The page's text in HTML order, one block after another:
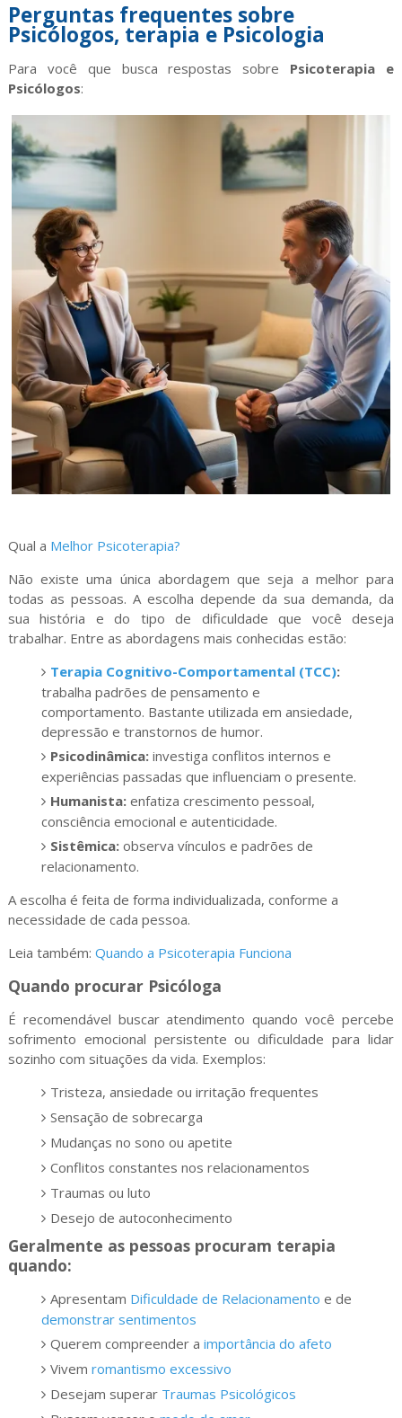
Perguntas frequentes sobre
Psicólogos, terapia e Psicologia
Para você que busca respostas sobre Psicoterapia e
Psicólogos:
Qual a Melhor Psicoterapia?
Não existe uma única abordagem que seja a melhor para
todas as pessoas. A escolha depende da sua demanda, da
sua história e do tipo de dificuldade que você deseja
trabalhar. Entre as abordagens mais conhecidas estão:
Terapia Cognitivo-Comportamental (TCC):
trabalha padrões de pensamento e
comportamento. Bastante utilizada em ansiedade,
depressão e transtornos de humor.
Psicodinâmica: investiga conflitos internos e
experiências passadas que influenciam o presente.
Humanista: enfatiza crescimento pessoal,
consciência emocional e autenticidade.
Sistêmica: observa vínculos e padrões de
relacionamento.
A escolha é feita de forma individualizada, conforme a
necessidade de cada pessoa.
Leia também: Quando a Psicoterapia Funciona
Quando procurar Psicóloga
É recomendável buscar atendimento quando você percebe
sofrimento emocional persistente ou dificuldade para lidar
sozinho com situações da vida. Exemplos:
Tristeza, ansiedade ou irritação frequentes
Sensação de sobrecarga
Mudanças no sono ou apetite
Conflitos constantes nos relacionamentos
Traumas ou luto
Desejo de autoconhecimento
Geralmente as pessoas procuram terapia
quando:
Apresentam Dificuldade de Relacionamento e de
demonstrar sentimentos
Querem compreender aimportância do afeto
Vivemromantismo excessivo
Desejam superar Traumas Psicológicos